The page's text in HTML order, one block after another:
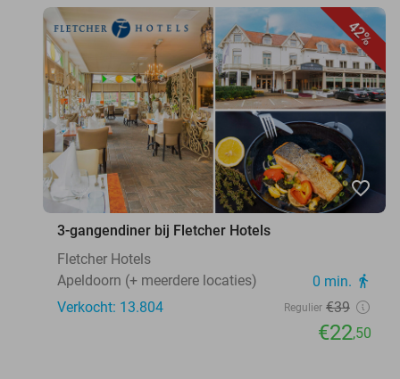
42%
favorite_border
3-gangendiner bij Fletcher Hotels
Fletcher Hotels
Apeldoorn (+ meerdere locaties)
0 min. directions_walk
Verkocht: 13.804 Regulier €39
€22,50